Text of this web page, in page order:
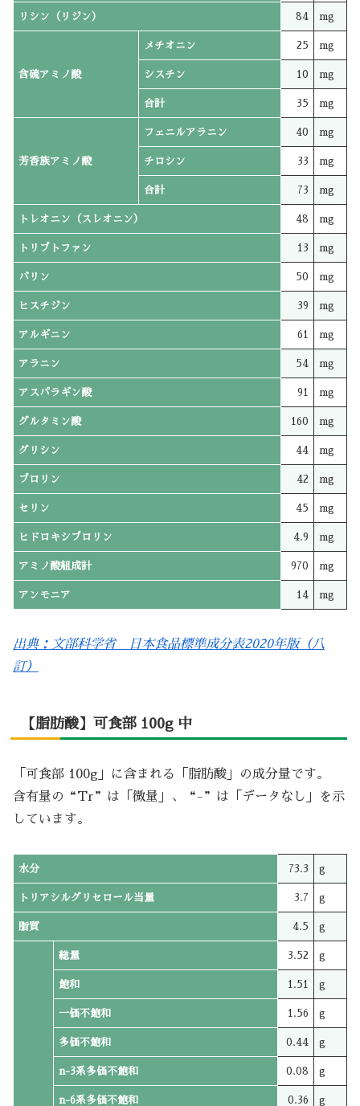
リシン（リジン） 84 mg
含硫アミノ酸
メチオニン 25 mg
シスチン 10 mg
合計 35 mg
芳香族アミノ酸
フェニルアラニン 40 mg
チロシン 33 mg
合計 73 mg
トレオニン（スレオニン） 48 mg
トリプトファン 13 mg
バリン 50 mg
ヒスチジン 39 mg
アルギニン 61 mg
アラニン 54 mg
アスパラギン酸 91 mg
グルタミン酸 160 mg
グリシン 44 mg
プロリン 42 mg
セリン 45 mg
ヒドロキシプロリン 4.9 mg
アミノ酸組成計 970 mg
アンモニア 14 mg
出典：文部科学省 日本食品標準成分表2020年版（八
訂）
【脂肪酸】可食部 100g 中
「可食部 100g」に含まれる「脂肪酸」の成分量です。
含有量の“Tr”は「微量」、“-”は「データなし」を示
しています。
水分 73.3 g
トリアシルグリセロール当量 3.7 g
脂質 4.5 g
総量 3.52 g
飽和 1.51 g
一価不飽和 1.56 g
多価不飽和 0.44 g
n-3系多価不飽和 0.08 g
n-6系多価不飽和 0.36 g